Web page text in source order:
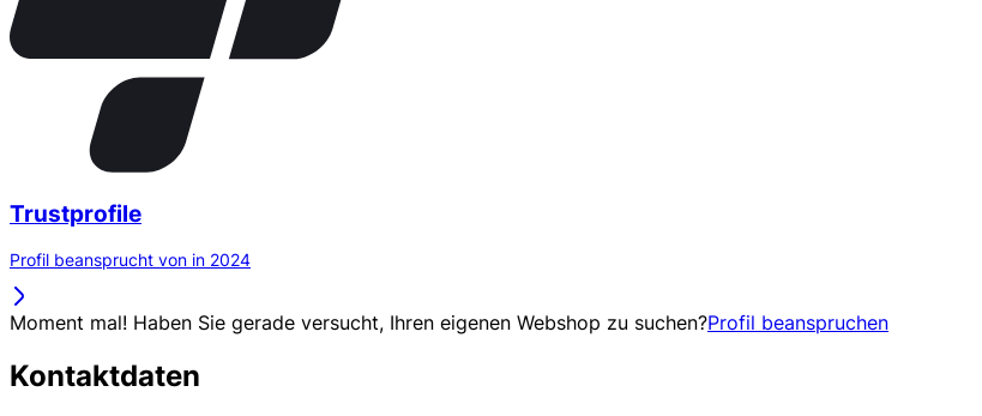
Trustprofile
Profil beansprucht von in 2024
Moment mal! Haben Sie gerade versucht, Ihren eigenen Webshop zu suchen?Profil beanspruchen
Kontaktdaten